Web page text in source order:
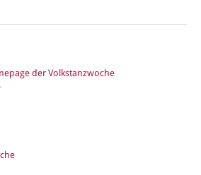
der Volkstanzwoche